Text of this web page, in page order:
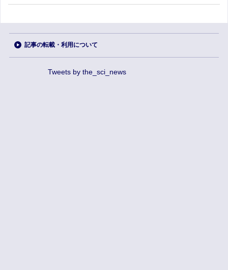
記事の転載・利用について
Tweets by the_sci_news